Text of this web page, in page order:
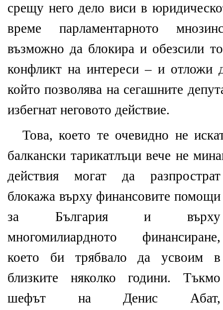
срещу него дело виси в
време парламентарното
възможно да блокира и обезсили
конфликт на интереси – и отложи
който позволява на сегашните
избегнат неговото действие.
Това, което те очевидно не
балкански тарикатлъци вече не
действия могат да разпрострат
блокажа върху финансовите помощи
за България и върху
многомилиардното финансиране,
което би трябвало да усвоим в
близките няколко години. Тъкмо
шефът на Денис Абат,